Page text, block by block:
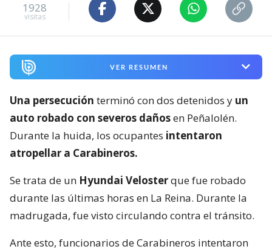
1928
visitas
VER RESUMEN
Una persecución terminó con dos detenidos y un
auto robado con severos dañosen Peñalolén.
Durante la huida, los ocupantes intentaron
atropellar a Carabineros.
Se trata de un Hyundai Velosterque fue robado
durante las últimas horas en La Reina. Durante la
madrugada, fue visto circulando contra el tránsito.
Ante esto, funcionarios de Carabineros intentaron